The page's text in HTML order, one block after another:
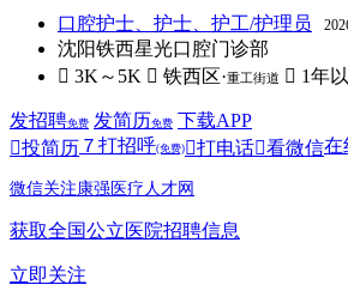
口腔护士、护士、护工/护理员
沈阳铁西星光口腔门诊部
 3K～5K  铁西区·重工街道  1年
发招聘免费 发简历免费 下载APP
投简历 ７ 打招呼(免费) 打电话看微信在
微信关注康强医疗人才网
获取全国公立医院招聘信息
立即关注